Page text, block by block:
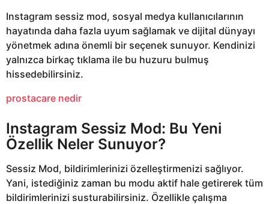
Instagram sessiz mod, sosyal medya kullanıcılarının
hayatında daha fazla uyum sağlamak ve dijital dünyayı
yönetmek adına önemli bir seçenek sunuyor. Kendinizi
yalnızca birkaç tıklama ile bu huzuru bulmuş
hissedebilirsiniz.
prostacare nedir
Instagram Sessiz Mod: Bu Yeni
Özellik Neler Sunuyor?
Sessiz Mod, bildirimlerinizi özelleştirmenizi sağlıyor.
Yani, istediğiniz zaman bu modu aktif hale getirerek tüm
bildirimlerinizi susturabilirsiniz. Özellikle çalışma